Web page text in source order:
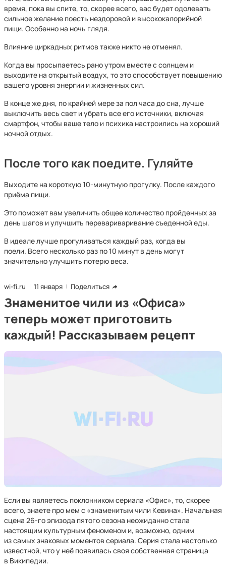
время, пока вы спите, то, скорее всего, вас будет одолевать
сильное желание поесть нездоровой и высококалорийной
пищи. Особенно на ночь глядя.
Влияние циркадных ритмов также никто не отменял.
Когда вы просыпаетесь рано утром вместе с солнцем и
выходите на открытый воздух, то это способствует повышению
вашего уровня энергии и жизненных сил.
В конце же дня, по крайней мере за пол часа до сна, лучше
выключить весь свет и убрать все его источники, включая
смартфон, чтобы ваше тело и психика настроились на хороший
ночной отдых.
После того как поедите. Гуляйте
Выходите на короткую 10-минутную прогулку. После каждого
приёма пищи.
Это поможет вам увеличить общее количество пройденных за
день шагов и улучшить перевариваривание съеденной еды.
В идеале лучше прогуливаться каждый раз, когда вы
поели. Всего несколько раз по 10 минут в день могут
значительно улучшить потерю веса.
wi-fi.ru 11 января Поделиться
Знаменитое чили из «Офиса»
теперь может приготовить
каждый! Рассказываем рецепт
Если вы являетесь поклонником сериала «Офис», то, скорее
всего, знаете про мем с «знаменитым чили Кевина». Начальная
сцена 26-го эпизода пятого сезона неожиданно стала
настоящим культурным феноменом и, возможно, одним
из самых знаковых моментов сериала. Серия стала настолько
известной, что у неё появилась своя собственная страница
в Википедии.